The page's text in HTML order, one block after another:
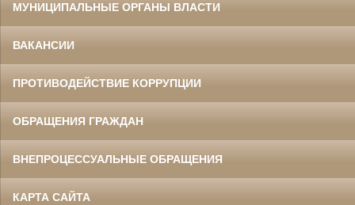
МУНИЦИПАЛЬНЫЕ ОРГАНЫ ВЛАСТИ
ВАКАНСИИ
ПРОТИВОДЕЙСТВИЕ КОРРУПЦИИ
ОБРАЩЕНИЯ ГРАЖДАН
ВНЕПРОЦЕССУАЛЬНЫЕ ОБРАЩЕНИЯ
КАРТА САЙТА